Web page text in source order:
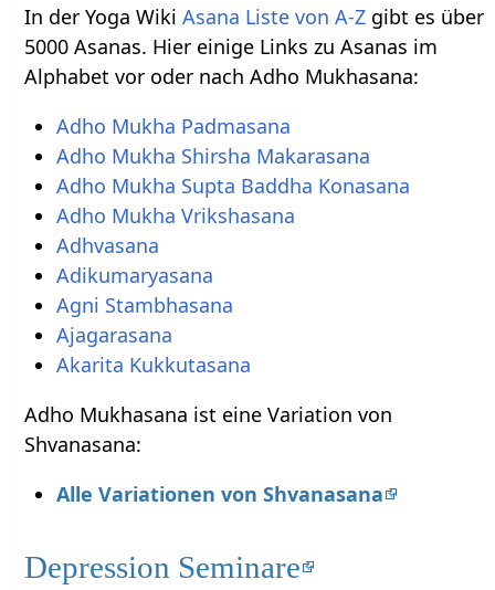
In der Yoga WikiAsana Liste von A-Z gibt es über
5000 Asanas. Hier einige Links zu Asanas im
Alphabet vor oder nach Adho Mukhasana:
Adho Mukha Padmasana
Adho Mukha Shirsha Makarasana
Adho Mukha Supta Baddha Konasana
Adho Mukha Vrikshasana
Adhvasana
Adikumaryasana
Agni Stambhasana
Ajagarasana
Akarita Kukkutasana
Adho Mukhasana ist eine Variation von
Shvanasana:
Alle Variationen von Shvanasana
Depression Seminare